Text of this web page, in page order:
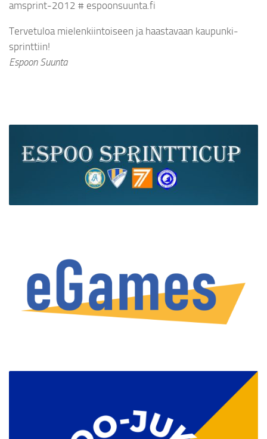
amsprint-2012 # espoonsuunta.fi
Tervetuloa mielenkiintoiseen ja haastavaan kaupunki-
sprinttiin!
Espoon Suunta